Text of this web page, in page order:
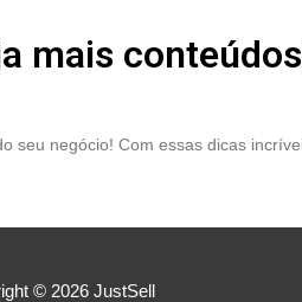
mais
seu negócio! Com essas dicas
© 2026 JustSell